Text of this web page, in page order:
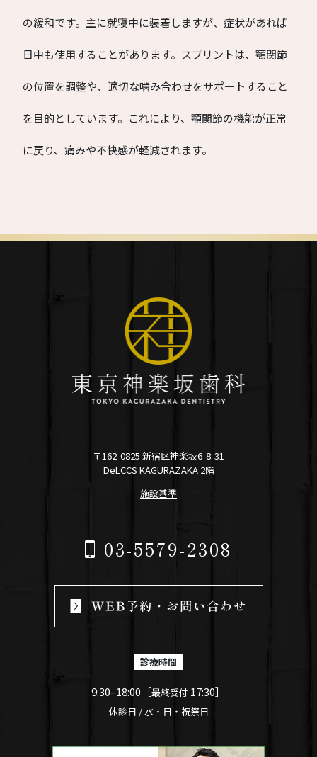
の緩和です。主に就寝中に装着しますが、症状があれば
日中も使用することがあります。スプリントは、顎関節
の位置を調整や、適切な噛み合わせをサポートすること
を目的としています。これにより、顎関節の機能が正常
に戻り、痛みや不快感が軽減されます。
〒162-0825 新宿区神楽坂6-8-31
DeLCCS KAGURAZAKA 2階
施設基準
03-5579-2308
診療時間
9:30–18:00［最終受付 17:30］
休診日 / 水・日・祝祭日